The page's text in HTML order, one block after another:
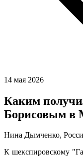
14 мая 2026
Каким
Борисовым в
Нина Дымченко,
К шекспировскому